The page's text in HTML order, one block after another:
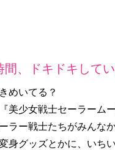
間、ドキドキして
めいてる？
美少女戦士セーラーム
ラー戦士たちがみんな
身グッズとかに、いち